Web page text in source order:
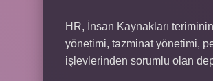
HR, İnsan Kaynakları
yönetimi, tazminat yönetimi,
işlevlerinden sorumlu olan